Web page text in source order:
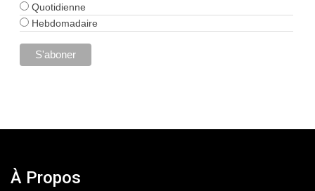
Quotidienne
Hebdomadaire
À Propos